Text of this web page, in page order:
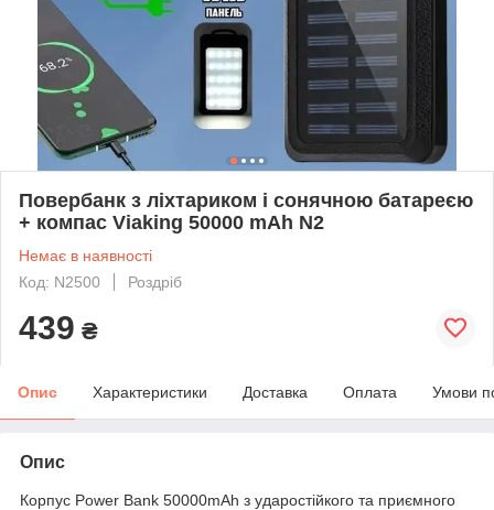
Повербанк з ліхтариком і сонячною батареєю
+ компас Viaking 50000 mAh N2
Немає в наявності
Код: N2500
Роздріб
439 ₴
Опис Характеристики Доставка Оплата Умови
Опис
Корпус Power Bank 50000mAh з ударостійкого та приємного